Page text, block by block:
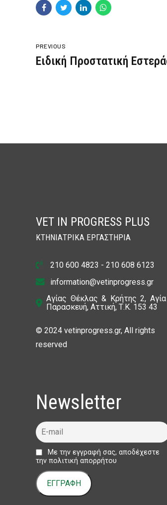
PREVIOUS
Ειδική Προστατική
VET IN PROGRESS PLUS
ΚΤΗΝΙΑΤΡΙΚΑ ΕΡΓΑΣΤΗΡΙΑ
210 600 4823 - 210 608 6123
information@vetinprogress.gr
Αγίας Θέκλας & Κρήτης 2, Αγία
Παρασκευή, Αττική, Τ.Κ. 153 43
© 2024 vetinprogress.gr, All rights
reserved
Newsletter
Με την εγγραφή σας, αποδέχεστε
την πολιτική απορρήτου
ΕΓΓΡΑΦΗ